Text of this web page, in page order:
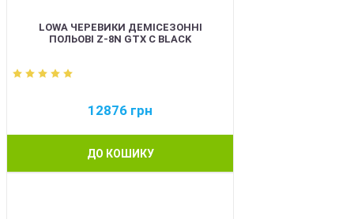
LOWA ЧЕРЕВИКИ ДЕМІСЕЗОННІ
ПОЛЬОВІ Z-8N GTX C BLACK
12876 грн
ДО КОШИКУ